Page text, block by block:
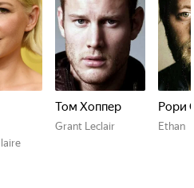
Том Хоппер
Grant Leclair
Рори
Ethan